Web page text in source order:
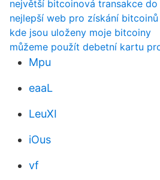
největší bitcoinová transakce do
nejlepší web pro získání
kde jsou uloženy moje bitcoiny
můžeme použít debetní kartu
Mpu
eaaL
LeuXI
iOus
vf